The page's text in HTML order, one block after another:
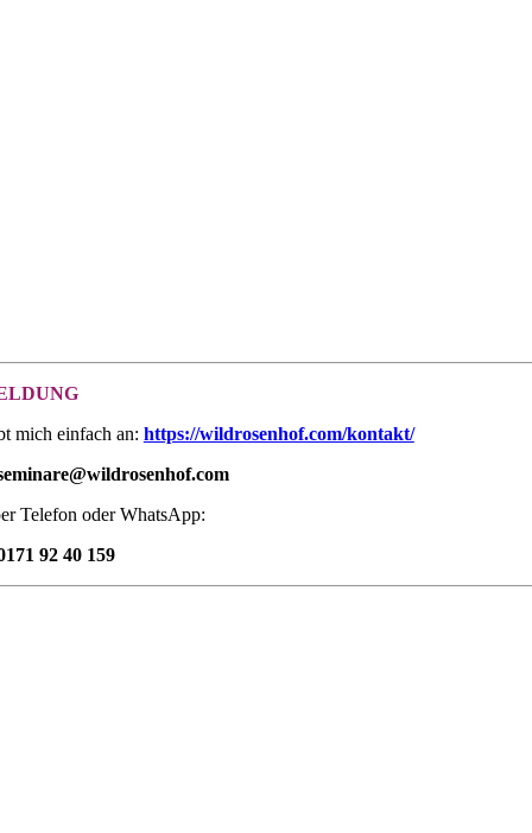
mich einfach an: https://wildrosenhof.com/kontakt/
Telefon oder WhatsApp:
92 40 159